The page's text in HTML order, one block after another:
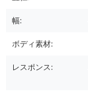
幅:
ボディ素材:
レスポンス: